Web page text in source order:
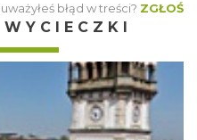
błąd w treści? ZGŁOŚ